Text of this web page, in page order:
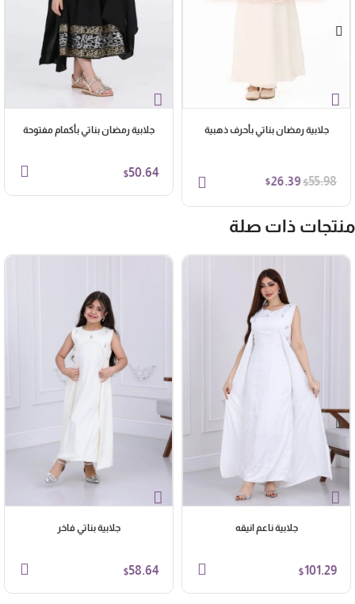
جلابية رمضان بناتي بأحرف ذهبية
$55.98
$26.39
جلابية رمضان بناتي بأكمام مفتوحة
$50.64
ذات صلة
جلابية ناعم انيقه
$101.29
جلابية بناتي فاخر
$58.64